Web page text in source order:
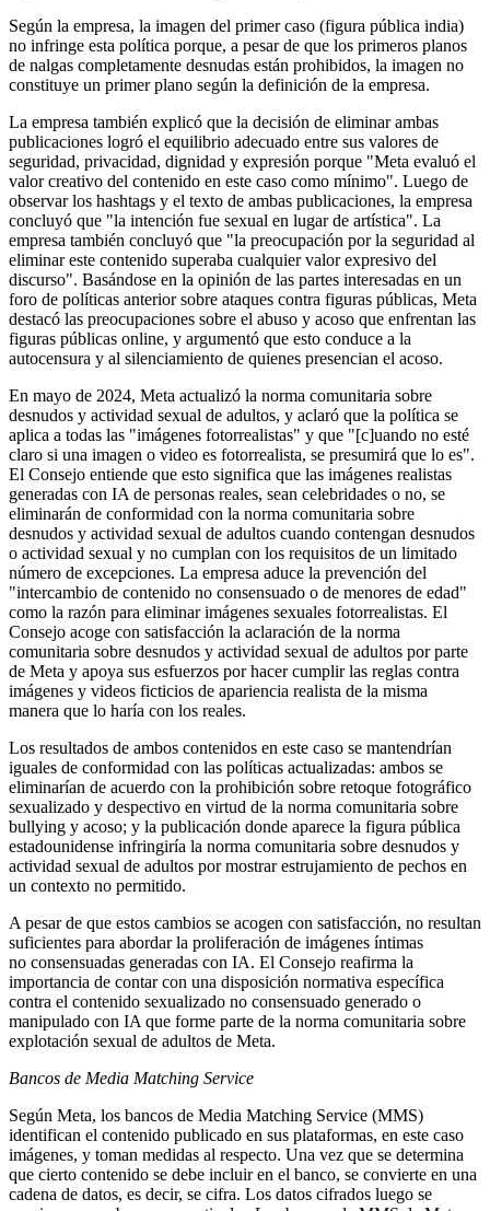
Según la empresa, la imagen del primer caso (figura pública india)
no infringe esta política porque, a pesar de que los primeros planos
de nalgas completamente desnudas están prohibidos, la imagen no
constituye un primer plano según la definición de la empresa.
La empresa también explicó que la decisión de eliminar ambas
publicaciones logró el equilibrio adecuado entre sus valores de
seguridad, privacidad, dignidad y expresión porque "Meta evaluó el
valor creativo del contenido en este caso como mínimo". Luego de
observar los hashtags y el texto de ambas publicaciones, la empresa
concluyó que "la intención fue sexual en lugar de artística". La
empresa también concluyó que "la preocupación por la seguridad al
eliminar este contenido superaba cualquier valor expresivo del
discurso". Basándose en la opinión de las partes interesadas en un
foro de políticas anterior sobre ataques contra figuras públicas, Meta
destacó las preocupaciones sobre el abuso y acoso que enfrentan las
figuras públicas online, y argumentó que esto conduce a la
autocensura y al silenciamiento de quienes presencian el acoso.
En mayo de 2024, Meta actualizó la norma comunitaria sobre
desnudos y actividad sexual de adultos, y aclaró que la política se
aplica a todas las "imágenes fotorrealistas" y que "[c]uando no esté
claro si una imagen o video es fotorrealista, se presumirá que lo es".
El Consejo entiende que esto significa que las imágenes realistas
generadas con IA de personas reales, sean celebridades o no, se
eliminarán de conformidad con la norma comunitaria sobre
desnudos y actividad sexual de adultos cuando contengan desnudos
o actividad sexual y no cumplan con los requisitos de un limitado
número de excepciones. La empresa aduce la prevención del
"intercambio de contenido no consensuado o de menores de edad"
como la razón para eliminar imágenes sexuales fotorrealistas. El
Consejo acoge con satisfacción la aclaración de la norma
comunitaria sobre desnudos y actividad sexual de adultos por parte
de Meta y apoya sus esfuerzos por hacer cumplir las reglas contra
imágenes y videos ficticios de apariencia realista de la misma
manera que lo haría con los reales.
Los resultados de ambos contenidos en este caso se mantendrían
iguales de conformidad con las políticas actualizadas: ambos se
eliminarían de acuerdo con la prohibición sobre retoque fotográfico
sexualizado y despectivo en virtud de la norma comunitaria sobre
bullying y acoso; y la publicación donde aparece la figura pública
estadounidense infringiría la norma comunitaria sobre desnudos y
actividad sexual de adultos por mostrar estrujamiento de pechos en
un contexto no permitido.
A pesar de que estos cambios se acogen con satisfacción, no resultan
suficientes para abordar la proliferación de imágenes íntimas
no consensuadas generadas con IA. El Consejo reafirma la
importancia de contar con una disposición normativa específica
contra el contenido sexualizado no consensuado generado o
manipulado con IA que forme parte de la norma comunitaria sobre
explotación sexual de adultos de Meta.
Bancos de Media Matching Service
Según Meta, los bancos de Media Matching Service (MMS)
identifican el contenido publicado en sus plataformas, en este caso
imágenes, y toman medidas al respecto. Una vez que se determina
que cierto contenido se debe incluir en el banco, se convierte en una
cadena de datos, es decir, se cifra. Los datos cifrados luego se